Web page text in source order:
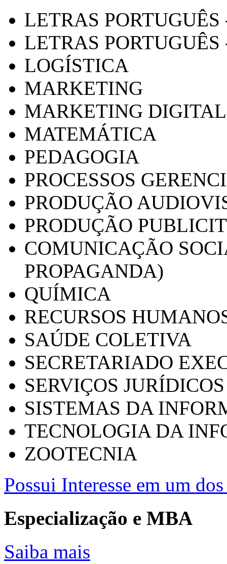
LETRAS
LETRAS PORTUGUÊS
LOGÍSTICA
MARKETING
MARKETING DIGITAL
MATEMÁTICA
PEDAGOGIA
PROCESSOS
PRODUÇÃO
PRODUÇÃO
COMUNICAÇÃO
PROPAGANDA)
QUÍMICA
RECURSOS
SAÚDE COLETIVA
SECRETARIADO
SERVIÇOS
SISTEMAS DA
TECNOLOGIA DA
ZOOTECNIA
Possui Interesse em um
Especialização e MBA
Saiba mais